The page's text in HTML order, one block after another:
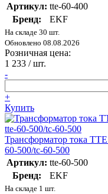
Артикул: tte-60-400
Бренд:
EKF
На складе 30 шт.
Обновлено 08.08.2026
Розничная цена:
1 233 / шт.
-
+
Купить
Трансформатор тока
60-500/tc-60-500
Артикул: tte-60-500
Бренд:
EKF
На складе 1 шт.